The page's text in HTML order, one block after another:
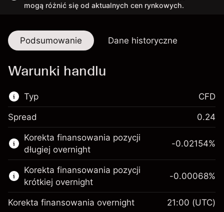
mogą różnić się od aktualnych cen rynkowych.
Podsumowanie Dane historyczne
Warunki handlu
Typ
Ten rynek finansowy jest dostępny do handlu
CFD.
Więcej informacji:
Kontrakty CFD
CFD
Spread 0.24
Korekta finansowania pozycji
długiej overnight
-0.02154%
Korekta finansowania pozycji
krótkiej overnight
-0.00068%
Korekta finansowania overnight 21:00 (UTC)